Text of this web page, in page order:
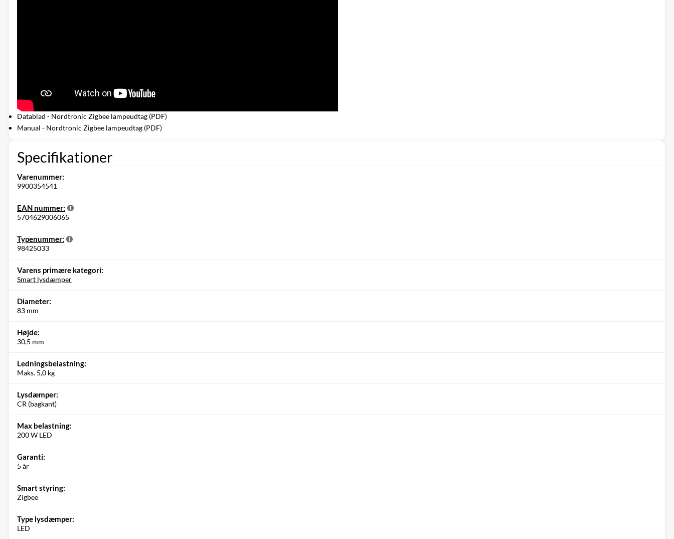
Datablad - Nordtronic Zigbee lampeudtag (PDF)
Manual - Nordtronic Zigbee lampeudtag (PDF)
Specifikationer
Varenummer:
9900354541
EAN nummer:
5704629006065
Typenummer:
98425033
Varens primære kategori:
Smart lysdæmper
Diameter:
83 mm
Højde:
30,5 mm
Ledningsbelastning:
Maks. 5,0 kg
Lysdæmper:
CR (bagkant)
Max belastning:
200 W LED
Garanti:
5 år
Smart styring:
Zigbee
Type lysdæmper:
LED